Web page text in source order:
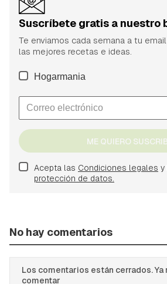
Suscríbete gratis a nuestro
Te enviamos cada semana a tu
las mejores recetas e ideas.
Hogarmania
ME QUIERO
Acepta las Condiciones legales y
protección de datos.
No hay comentarios
Los comentarios están cerrados. Ya
comentar